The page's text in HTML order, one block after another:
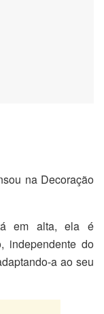
na Decoração
em alta, ela é
independente do
a ao seu